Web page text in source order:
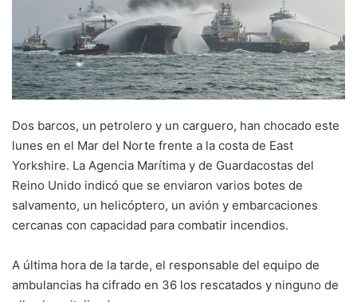
Dos barcos, un petrolero y un carguero, han chocado este
lunes en el Mar del Norte frente a la costa de East
Yorkshire. La Agencia Marítima y de Guardacostas del
Reino Unido indicó que se enviaron varios botes de
salvamento, un helicóptero, un avión y embarcaciones
cercanas con capacidad para combatir incendios.
A última hora de la tarde, el responsable del equipo de
ambulancias ha cifrado en 36 los rescatados y ninguno de